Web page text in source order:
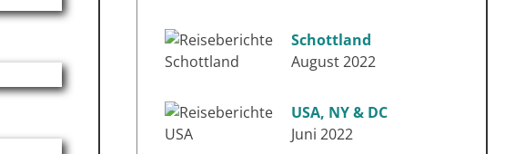
Schottland
August 2022
USA, NY & DC
Juni 2022